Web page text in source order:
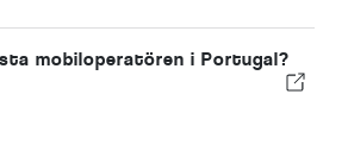
mobiloperatören i Portugal?